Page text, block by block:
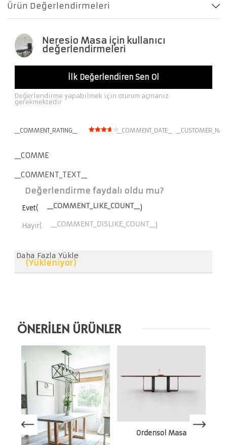
Ürün Değerlendirmeleri
Neresio Masa için kullanıcı
değerlendirmeleri
İlk Değerlendiren Sen Ol
Değerlendirme yapabilmek için oturum açmanız
gerekmektedir
__COMMENT_RATING__ __COMMENT_DATE__
__COMMENT_THUMBNAIL_IMG__
__COMMENT_TEXT__
Değerlendirme faydalı oldu mu?
Evet( __COMMENT_LIKE_COUNT__ )
Hayır( __COMMENT_DISLIKE_COUNT__ )
Daha Fazla Yükle
(Yükleniyor)
ÖNERİLEN ÜRÜNLER
Ordensol Masa